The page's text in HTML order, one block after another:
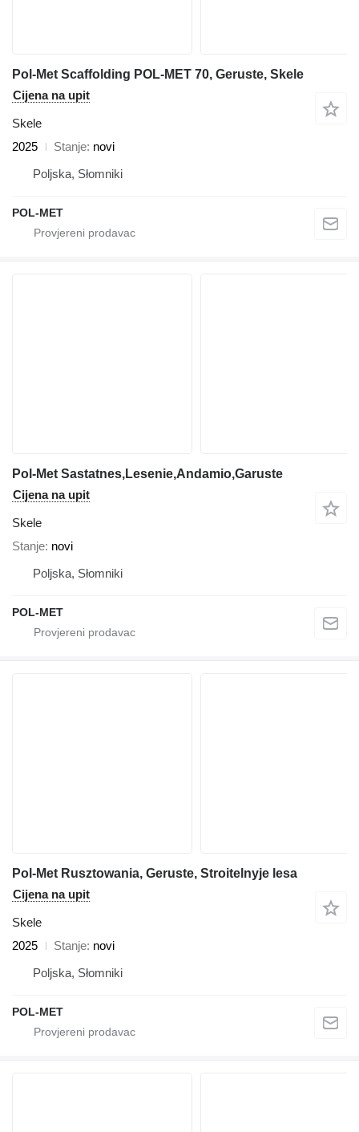
Pol-Met Scaffolding POL-MET 70, Geruste, Skele
Cijena na upit
Skele
2025
Stanje novi
Poljska, Słomniki
POL-MET
Pol-Met Sastatnes,Lesenie,Andamio,Garuste
Cijena na upit
Skele
Stanje novi
Poljska, Słomniki
POL-MET
Pol-Met Rusztowania, Geruste, Stroitelnyje lesa
Cijena na upit
Skele
2025
Stanje novi
Poljska, Słomniki
POL-MET